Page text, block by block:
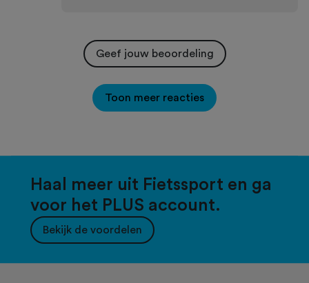
Geef jouw beoordeling
Toon meer reacties
Haal meer uit Fietssport en ga
voor het PLUS account.
Bekijk de voordelen